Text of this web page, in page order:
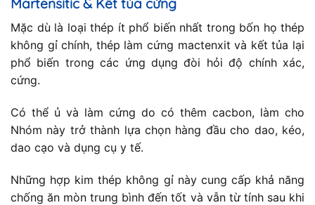
Martensitic & Kết tủa cứng
Mặc dù là loại thép ít phổ biến nhất trong bốn họ thép
không gỉ chính, thép làm cứng mactenxit và kết tủa lại
phổ biến trong các ứng dụng đòi hỏi độ chính xác,
cứng.
Có thể ủ và làm cứng do có thêm cacbon, làm cho
Nhóm này trở thành lựa chọn hàng đầu cho dao, kéo,
dao cạo và dụng cụ y tế.
Những hợp kim thép không gỉ này cung cấp khả năng
chống ăn mòn trung bình đến tốt và vẫn từ tính sau khi